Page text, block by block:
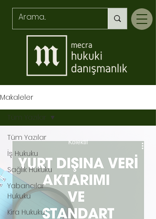
Makaleler
Tüm Yazılar
İş Hukuku
Sağlık Hukuku
Yabancılar
Hukuku
Kira Hukuku
Tüm Yazılar
Kolektif